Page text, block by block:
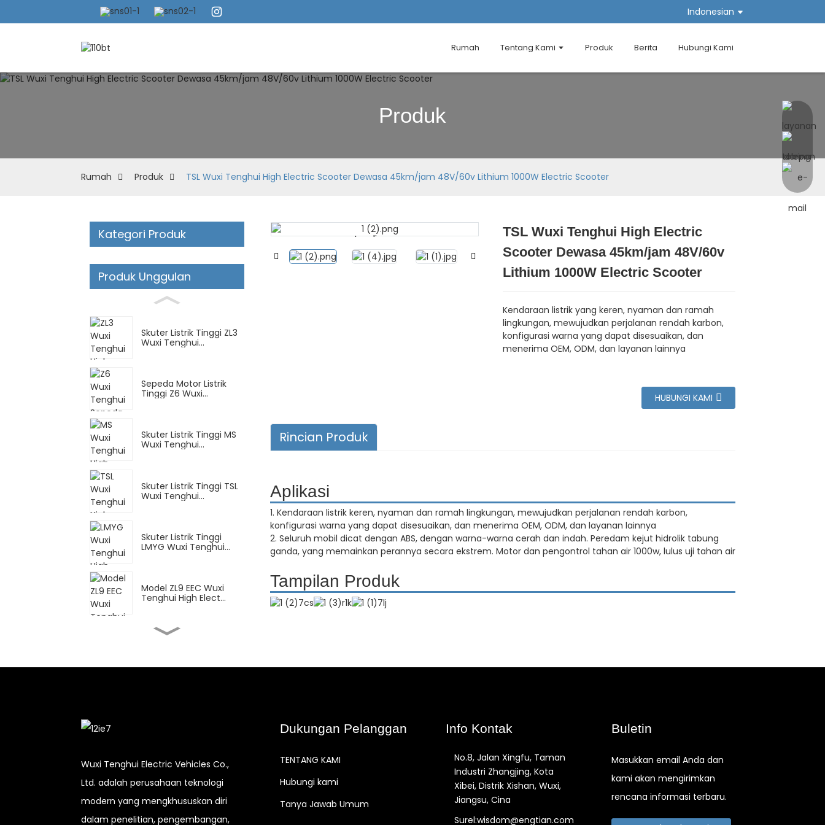
Indonesian
Rumah Tentang Kami Produk Berita Hubungi Kami
Produk
Rumah Produk TSL Wuxi Tenghui High Electric Scooter Dewasa 45km/jam 48V/60v Lithium 1000W Electric Scooter
Kategori Produk
Produk Unggulan
Skuter Listrik Tinggi ZL3
Wuxi Tenghui...
Sepeda Motor Listrik
Tinggi Z6 Wuxi
Skuter Listrik Tinggi MS
Wuxi Tenghui...
Skuter Listrik Tinggi TSL
Wuxi Tenghui...
Skuter Listrik Tinggi
LMYG Wuxi Tenghui...
Model ZL9 EEC Wuxi
Tenghui High Elect...
FY Wuxi Tenghui
Sepeda Motor Listrik
Loading...
Loading... Loading...
Loading... Loading...
Loading...
TSL Wuxi Tenghui High Electric
Scooter Dewasa 45km/jam 48V/60v
Lithium 1000W Electric Scooter
Kendaraan listrik yang keren, nyaman dan ramah
lingkungan, mewujudkan perjalanan rendah karbon,
konfigurasi warna yang dapat disesuaikan, dan
menerima OEM, ODM, dan layanan lainnya
HUBUNGI KAMI
Rincian Produk
Aplikasi
1. Kendaraan listrik keren, nyaman dan ramah lingkungan, mewujudkan perjalanan rendah karbon,
konfigurasi warna yang dapat disesuaikan, dan menerima OEM, ODM, dan layanan lainnya
2. Seluruh mobil dicat dengan ABS, dengan warna-warna cerah dan indah. Peredam kejut hidrolik tabung
ganda, yang memainkan perannya secara ekstrem. Motor dan pengontrol tahan air 1000w, lulus uji tahan air
Tampilan Produk
Wuxi Tenghui Electric Vehicles Co.,
Ltd. adalah perusahaan teknologi
modern yang mengkhususkan diri
dalam penelitian, pengembangan,
Dukungan Pelanggan
TENTANG KAMI
Hubungi kami
Tanya Jawab Umum
Info Kontak
No.8, Jalan Xingfu, Taman
Industri Zhangjing, Kota
Xibei, Distrik Xishan, Wuxi,
Jiangsu, Cina
Surel:wisdom@engtian.com
Buletin
Masukkan email Anda dan
kami akan mengirimkan
rencana informasi terbaru.